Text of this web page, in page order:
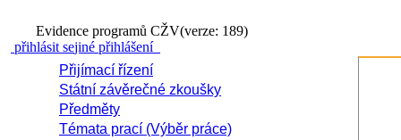
Evidence programů CŽV(verze: 189)
přihlásit sejiné přihlášení
Přijímací řízení
Státní závěrečné zkoušky
Předměty
Témata prací (Výběr práce)